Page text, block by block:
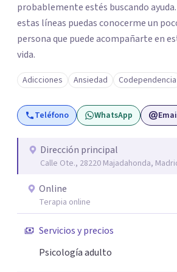
probablemente estés buscando
estas líneas puedas conocerme un
persona que puede acompañarte en
vida.
Adicciones Ansiedad Codependencia
Teléfono WhatsApp
Dirección principal
Calle Ote., 28220 Majadahonda,
Online
Terapia online
Servicios y precios
Psicología adulto